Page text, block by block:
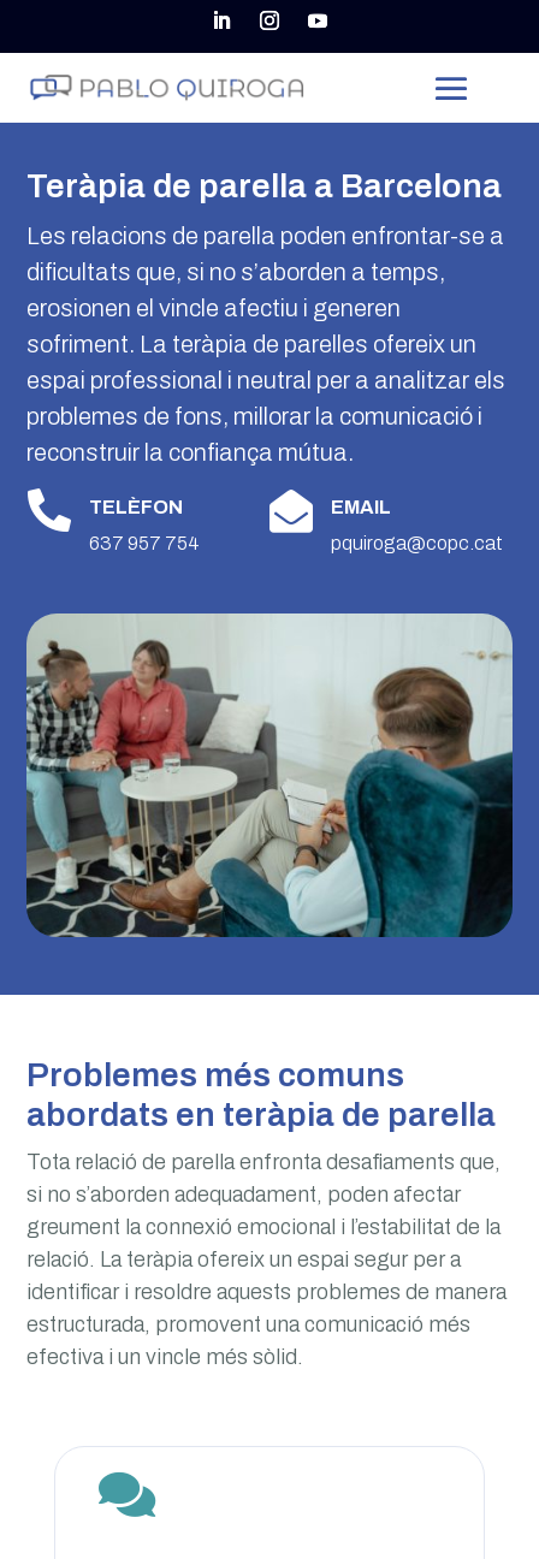
Teràpia de parella a Barcelona
Les relacions de parella poden enfrontar-se a
dificultats que, si no s’aborden a temps,
erosionen el vincle afectiu i generen
sofriment. La teràpia de parelles ofereix un
espai professional i neutral per a analitzar els
problemes de fons, millorar la comunicació i
reconstruir la confiança mútua.

TELÈFON
637 957 754

EMAIL
pquiroga@copc.cat
Problemes més comuns
abordats en teràpia de parella
Tota relació de parella enfronta desafiaments que,
si no s’aborden adequadament, poden afectar
greument la connexió emocional i l’estabilitat de la
relació. La teràpia ofereix un espai segur per a
identificar i resoldre aquests problemes de manera
estructurada, promovent una comunicació més
efectiva i un vincle més sòlid.
